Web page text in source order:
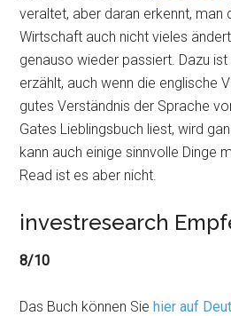
veraltet, aber daran erkennt, man
Wirtschaft auch nicht vieles
genauso wieder passiert. Dazu
erzählt, auch wenn die englische
gutes Verständnis der Sprache
Gates Lieblingsbuch liest, wird
kann auch einige sinnvolle Dinge
Read ist es aber nicht.
investresearch
8/10
Das Buch können Siehier auf